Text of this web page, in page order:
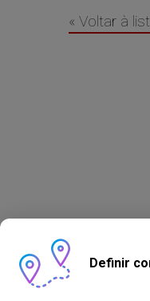
« Voltar à
Definir